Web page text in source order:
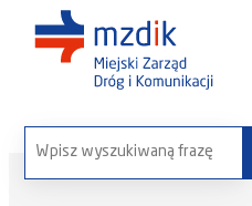
wyszukaj na stronie: